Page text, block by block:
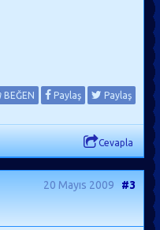
BEĞEN Paylaş Paylaş
Cevapla
20 Mayıs 2009 #3